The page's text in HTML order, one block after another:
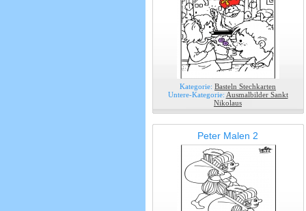
Kategorie: Basteln Stechkarten
Untere-Kategorie: Ausmalbilder Sankt
Nikolaus
Peter Malen 2